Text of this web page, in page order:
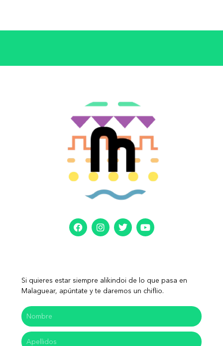
Si quieres estar siempre alikindoi de lo que pasa en
Malaguear, apúntate y te daremos un chiflio.